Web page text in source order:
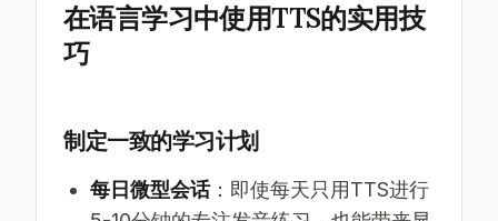
在语言学习中使用TTS的实用技
巧
制定一致的学习计划
每日微型会话：即使每天只用TTS进行